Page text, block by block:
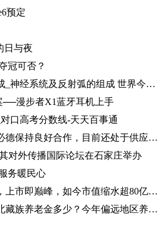
预定
日与夜
冠可否？
膝跳反射的反射弧组成_神经系统及反射弧的组成 世界今日讯
──漫步者X1蓝牙耳机上手
口高考分数线-天天百事通
奥联电子：公司与洛必德保持良好合作，目前还处于供应部分零部件阶段，对公司业绩影响不大_短讯
对外传播国际论坛在石家庄举办
务暖民心
家族控制下的欢乐家，上市即巅峰，如今市值缩水超80亿元|世界今头条
全球观天下！2023海北藏族养老金多少？今年偏远地区养老金如何调整？